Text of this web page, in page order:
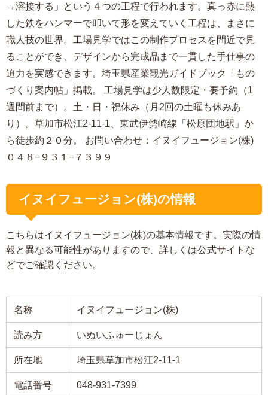
→溶接する」という４つの工程で行われます。真っ赤に熱
した鉄をハンマーで叩いて形を変えていく工程は、まさに
職人技の世界。工場見学ではこの制作プロセスを間近で見
ることができ、デザインから完成品まで一貫した手仕事の
迫力を実感できます。埼玉県産業観光ガイドブック「もの
づくり案内帖」掲載。 工場見学は少人数限定・要予約（1
週間前まで）。土・日・祝休み（月2回の土曜も休みあ
り）。草加市松江2-11-1、東武伊勢崎線「松原団地駅」か
ら徒歩約２０分。 お問い合わせ：イヌイフュージョン(株)
０４８−９３１−７３９９
イヌイフュージョン(株)の情報
こちらはイヌイフュージョン(株)の基本情報です。実際の情
報と異なる可能性がありますので、詳しくは公式サイトな
どでご確認ください。
名称 イヌイフュージョン(株)
読み方 いぬいふゅーじょん
所在地 埼玉県草加市松江2-11-1
電話番号 048-931-7399